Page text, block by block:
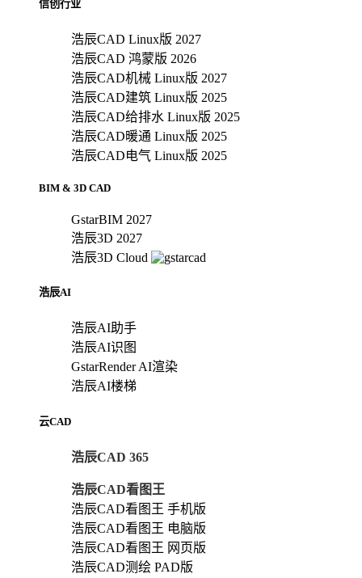
信创行业
浩辰CAD Linux版 2027
浩辰CAD 鸿蒙版 2026
浩辰CAD机械 Linux版 2027
浩辰CAD建筑 Linux版 2025
浩辰CAD给排水 Linux版 2025
浩辰CAD暖通 Linux版 2025
浩辰CAD电气 Linux版 2025
BIM & 3D CAD
GstarBIM 2027
浩辰3D 2027
浩辰3D Cloud
浩辰AI
浩辰AI助手
浩辰AI识图
GstarRender AI渲染
浩辰AI楼梯
云CAD
浩辰CAD 365
浩辰CAD看图王
浩辰CAD看图王 手机版
浩辰CAD看图王 电脑版
浩辰CAD看图王 网页版
浩辰CAD测绘 PAD版